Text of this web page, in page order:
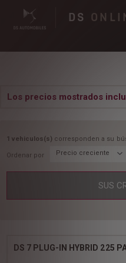
DS
Los precios mostrados
1 vehiculos(s) corresponden a su
Ordenar por Precio creciente
SUS
DS 7 PLUG-IN HYBRID 225